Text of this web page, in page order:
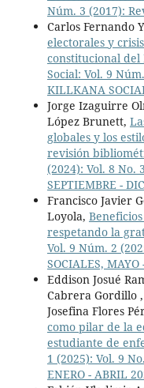
Núm. 3 (2017):
Carlos Fernando
electorales y
constitucional del
Social: Vol. 9
KILLKANA
Jorge Izaguirre
López Brunett,
globales y los
revisión
(2024): Vol. 8 No.
SEPTIEMBRE -
Francisco Javier
Loyola,
respetando la
Vol. 9 Núm. 2
SOCIALES, MAYO
Eddison Josué
Cabrera Gordillo
Josefina Flores
como pilar de la
estudiante de
1 (2025): Vol. 9
ENERO - ABRIL